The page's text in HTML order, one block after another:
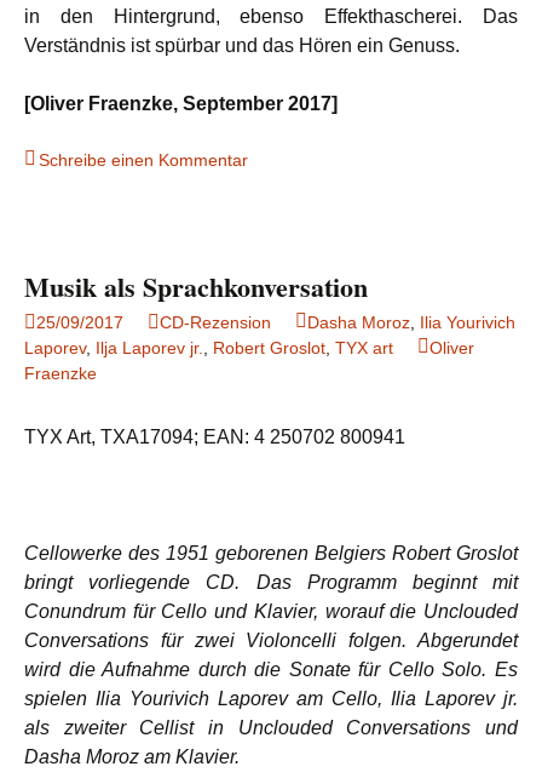
in den Hintergrund, ebenso Effekthascherei. Das
Verständnis ist spürbar und das Hören ein Genuss.
[Oliver Fraenzke, September 2017]
Schreibe einen Kommentar
Musik als Sprachkonversation
25/09/2017 CD-Rezension Dasha Moroz Ilia Yourivich
Laporev, Ilja Laporev jr. Robert Groslot TYX art
Oliver
Fraenzke
TYX Art, TXA17094; EAN: 4 250702 800941
Cellowerke des 1951 geborenen Belgiers Robert Groslot
bringt vorliegende CD. Das Programm beginnt mit
Conundrum für Cello und Klavier, worauf die Unclouded
Conversations für zwei Violoncelli folgen. Abgerundet
wird die Aufnahme durch die Sonate für Cello Solo. Es
spielen Ilia Yourivich Laporev am Cello, Ilia Laporev jr.
als zweiter Cellist in Unclouded Conversations und
Dasha Moroz am Klavier.